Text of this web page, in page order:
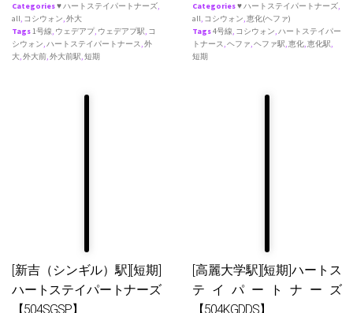
Categories♥ ハートステイパートナーズ,
all, コシウォン,外大
Tags1号線, ウェデアプ, ウェデアプ駅, コ
シウォン,ハートステイパートナース,外
大,外大前,外大前駅,短期
Categories♥ ハートステイパートナーズ,
all, コシウォン,恵化(ヘファ)
Tags4号線, コシウォン,ハートステイパー
トナース,ヘファ,ヘファ駅,恵化,恵化駅,
短期
[新吉（シンギル）駅][短期]
ハートステイパートナーズ
【504SGSP】
[高麗大学駅][短期]ハートス
テイパートナーズ
【504KGDDS】